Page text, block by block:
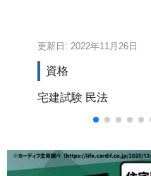
更新日: 2022年11月26日
資格
宅建試験 民法